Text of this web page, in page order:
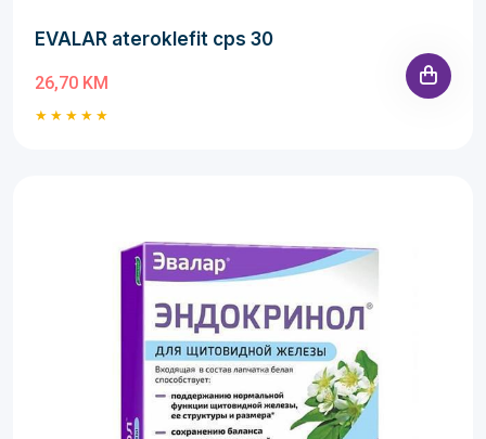
EVALAR ateroklefit cps 30
26,70 KM